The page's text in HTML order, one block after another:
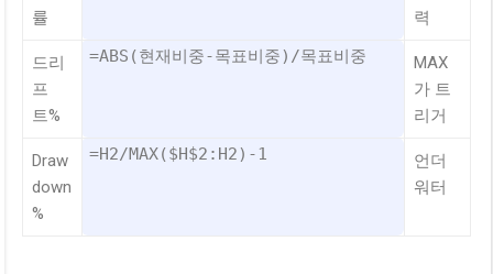
률
력
드리
프
트%
=ABS(현재비중-목표비중)/목표비중
MAX
가 트
리거
Draw
down
%
=H2/MAX($H$2:H2)-1
언더
워터